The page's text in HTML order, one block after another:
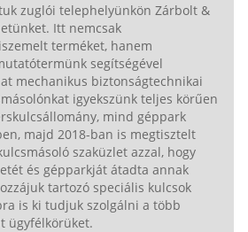
zuglói telephelyünkön Zárbolt &
Itt nemcsak
terméket, hanem
segítségével
mechanikus biztonságtechnikai
igyekszünk teljes körűen
mind géppark
majd 2018-ban is megtisztelt
szaküzlet azzal, hogy
és gépparkját átadta annak
tartozó speciális kulcsok
is ki tudjuk szolgálni a több
ügyfélkörüket.